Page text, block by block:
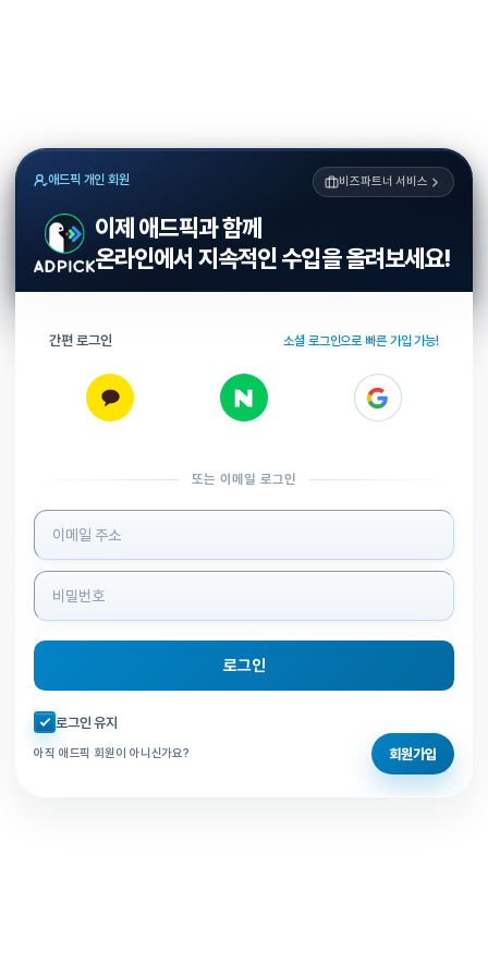
애드픽 개인 회원 비즈파트너 서비스
이제 애드픽과 함께
온라인에서 지속적인 수입을 올려보세요!
간편 로그인 소셜 로그인으로 빠른 가입 가능!
또는 이메일 로그인
로그인 정보 입력
로그인
자동로그인 체크
로그인 유지
아직 애드픽 회원이 아니신가요? 회원가입